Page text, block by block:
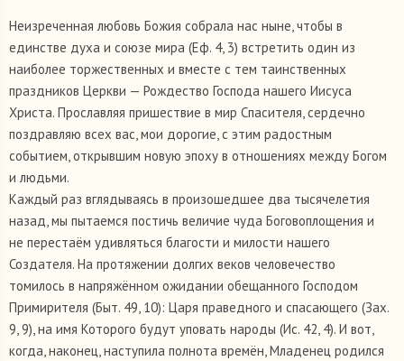
Неизреченная любовь Божия собрала нас ныне, чтобы в
единстве духа и союзе мира (Еф. 4, 3) встретить один из
наиболее торжественных и вместе с тем таинственных
праздников Церкви — Рождество Господа нашего Иисуса
Христа. Прославляя пришествие в мир Спасителя, сердечно
поздравляю всех вас, мои дорогие, с этим радостным
событием, открывшим новую эпоху в отношениях между Богом
и людьми.
Каждый раз вглядываясь в произошедшее два тысячелетия
назад, мы пытаемся постичь величие чуда Боговоплощения и
не перестаём удивляться благости и милости нашего
Создателя. На протяжении долгих веков человечество
томилось в напряжённом ожидании обещанного Господом
Примирителя (Быт. 49, 10): Царя праведного и спасающего (Зах.
9, 9), на имя Которого будут уповать народы (Ис. 42, 4). И вот,
когда, наконец, наступила полнота времён, Младенец родился